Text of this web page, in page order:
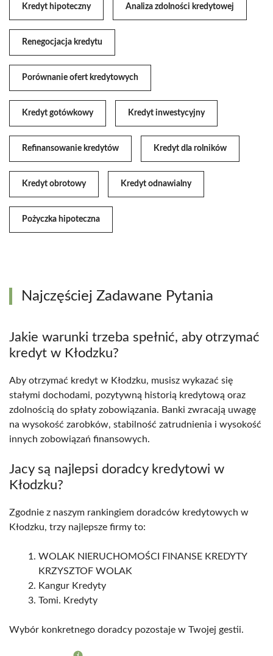
Kredyt hipoteczny Analiza zdolności kredytowej
Renegocjacja kredytu
Porównanie ofert kredytowych
Kredyt gotówkowy Kredyt inwestycyjny
Refinansowanie kredytów Kredyt dla rolników
Kredyt obrotowy Kredyt odnawialny
Pożyczka hipoteczna
Najczęściej Zadawane Pytania
Jakie warunki trzeba spełnić, aby otrzymać
kredyt w Kłodzku?
Aby otrzymać kredyt w Kłodzku, musisz wykazać się
stałymi dochodami, pozytywną historią kredytową oraz
zdolnością do spłaty zobowiązania. Banki zwracają uwagę
na wysokość zarobków, stabilność zatrudnienia i wysokość
innych zobowiązań finansowych.
Jacy są najlepsi doradcy kredytowi w
Kłodzku?
Zgodnie z naszym rankingiem doradców kredytowych w
Kłodzku, trzy najlepsze firmy to:
WOLAK NIERUCHOMOŚCI FINANSE KREDYTY
KRZYSZTOF WOLAK
Kangur Kredyty
Tomi. Kredyty
Wybór konkretnego doradcy pozostaje w Twojej gestii.